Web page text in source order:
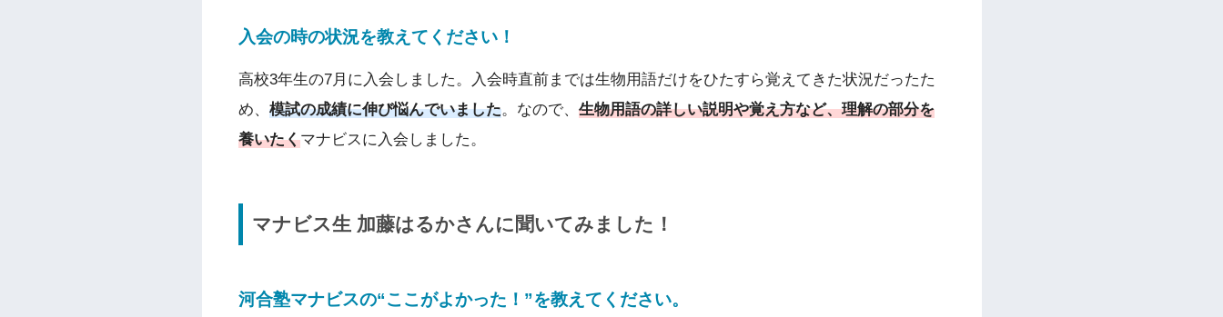
入会の時の状況を教えてください ！
高校3年生の7月に入会しました。入会時直前までは生物用語だけをひたすら覚えてきた状況だったた
め、 模試の成績に伸び悩んでいました。なので、 生物用語の詳しい説明や覚え方など、理解の部分を
養いたくマナビスに入会しました。
マナビス生 加藤はるかさんに 聞いてみました！
河合塾マナビスの“ここがよかった！”を教えてください。